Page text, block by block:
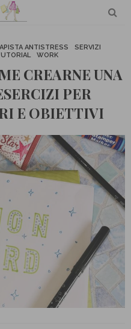
ANTISTRESS
SERVIZI
WORK
CREARNE UNA
PER
E OBIETTIVI